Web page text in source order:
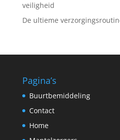
veiligheid
De ultieme
Pagina’s
Buurtbemiddeling
Contact
Home